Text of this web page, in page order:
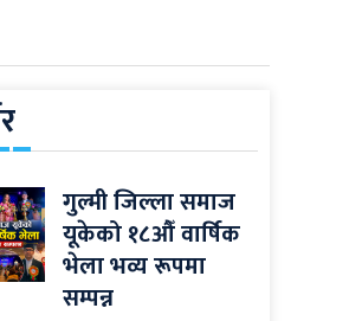
गुल्मी जिल्ला समाज
यूकेको १८औँ वार्षिक
भेला भव्य रूपमा
सम्पन्न